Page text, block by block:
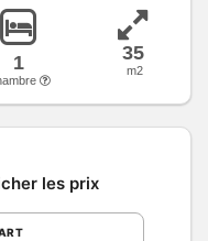
1 35
m2
les prix